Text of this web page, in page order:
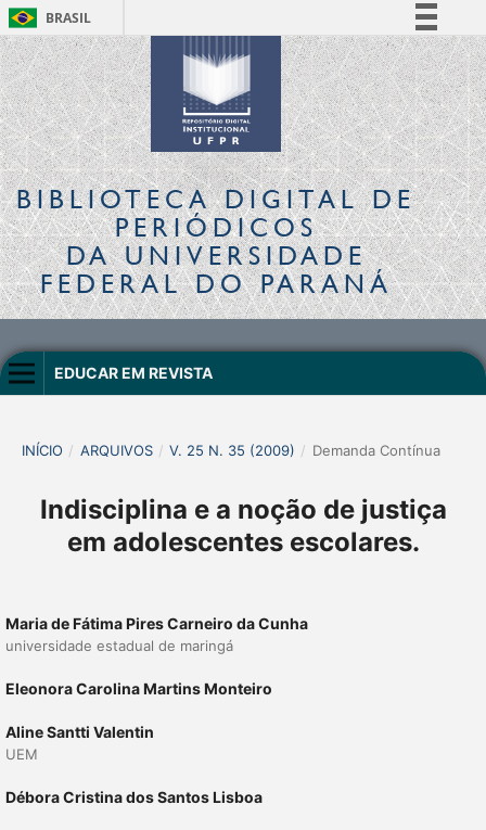
BRASIL
Simplifique!
Comunica BR
Participe
Acesso à informação
Legislação
Canais
BIBLIOTECA DIGITALDE
PERIÓDICOS
DA UNIVERSIDADE
FEDERAL DO PARANÁ
EDUCAR EM REVISTA
INÍCIO / ARQUIVOS / V. 25 N. 35 (2009) / Demanda Contínua
Indisciplina e a noção de justiça
em adolescentes escolares.
Maria de Fátima Pires Carneiro da Cunha
universidade estadual de maringá
Eleonora Carolina Martins Monteiro
Aline Santti Valentin
UEM
Débora Cristina dos Santos Lisboa